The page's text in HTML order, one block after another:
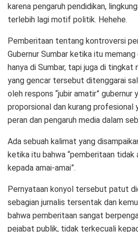
karena pengaruh pendidikan,
terlebih lagi motif politik. Hehehe.
Pemberitaan tentang kontroversi
Gubernur Sumbar ketika itu
hanya di Sumbar, tapi juga di tingkat
yang gencar tersebut ditenggarai
oleh respons “jubir amatir” gubernur
proporsional dan kurang profesional
peran dan pengaruh media dalam
Ada sebuah kalimat yang
ketika itu bahwa “pemberitaan tidak
kepada amai-amai”.
Pernyataan konyol tersebut patut
sebagian jurnalis tersentak dan
bahwa pemberitaan sangat
pejabat publik, tidak terkecuali